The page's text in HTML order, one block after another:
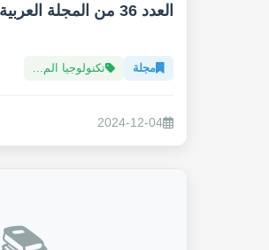
العدد 36 من المجلة العربية للمعلومات
مجلة تكنولوجيا الم...
2024-12-04